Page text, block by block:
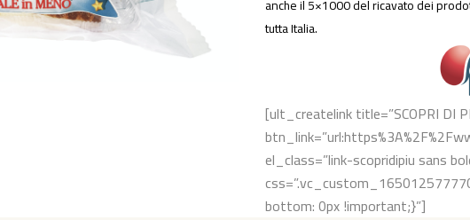
anche il 5×1000 del ricavato dei
tutta Italia.
[ult_createlink title=”SCOPRI DI
el_class=”link-scopridipiu sans
bottom: 0px !important;}”]